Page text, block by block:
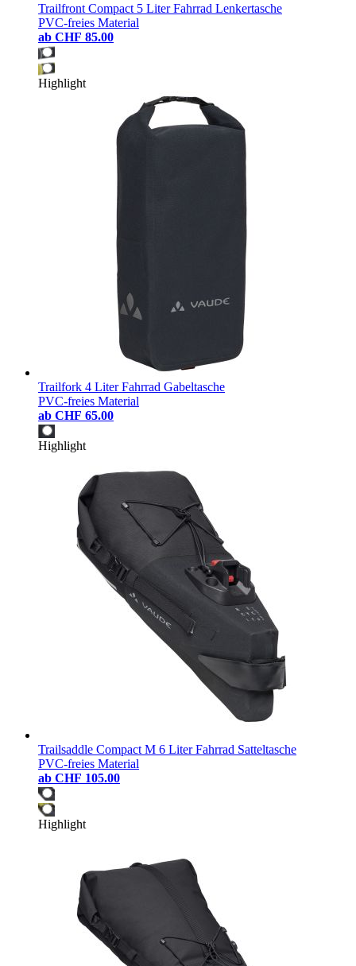
Trailfront Compact 5 Liter Fahrrad Lenkertasche
PVC-freies Material
ab CHF 85.00
Highlight
Trailfork 4 Liter Fahrrad Gabeltasche
PVC-freies Material
ab CHF 65.00
Highlight
Trailsaddle Compact M 6 Liter Fahrrad Satteltasche
PVC-freies Material
ab CHF 105.00
Highlight